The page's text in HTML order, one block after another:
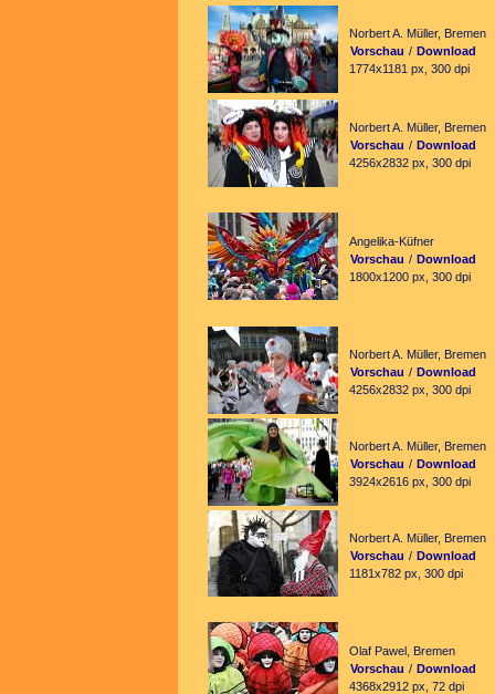
Norbert A. Müller, Bremen
Vorschau / Download
1774x1181 px, 300 dpi
Norbert A. Müller, Bremen
Vorschau / Download
4256x2832 px, 300 dpi
Angelika-Küfner
Vorschau / Download
1800x1200 px, 300 dpi
Norbert A. Müller, Bremen
Vorschau / Download
4256x2832 px, 300 dpi
Norbert A. Müller, Bremen
Vorschau / Download
3924x2616 px, 300 dpi
Norbert A. Müller, Bremen
Vorschau / Download
1181x782 px, 300 dpi
Olaf Pawel, Bremen
Vorschau / Download
4368x2912 px, 72 dpi